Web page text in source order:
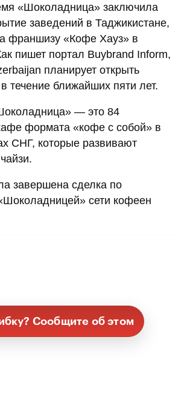
«Шоколадница» заключила
заведений в Таджикистане,
франшизу «Кофе Хауз» в
пишет портал Buybrand Inform,
планирует открыть
течение ближайших пяти лет.
— это 84
формата «кофе с собой» в
СНГ, которые развивают
завершена сделка по
сети кофеен
Сообщите об этом